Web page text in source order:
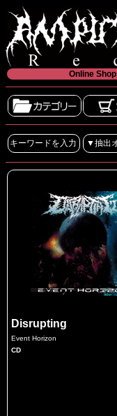
Online Shop
Disrupting
Event Horizon
CD